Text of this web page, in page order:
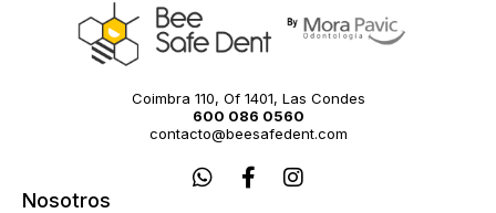
Coimbra 110, Of 1401, Las Condes
600 086 0560
contacto@beesafedent.com
W
h
F
a
I
n
Nosotros